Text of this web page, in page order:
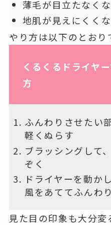
薄毛が目立たなく
地肌が見えにくく
やり方は以下のとおり
くるくるドライヤ
方
ふんわりさせたい
軽くぬらす
ブラッシングして
ぞく
ドライヤーを動か
風をあててふんわ
見た目の印象も大分